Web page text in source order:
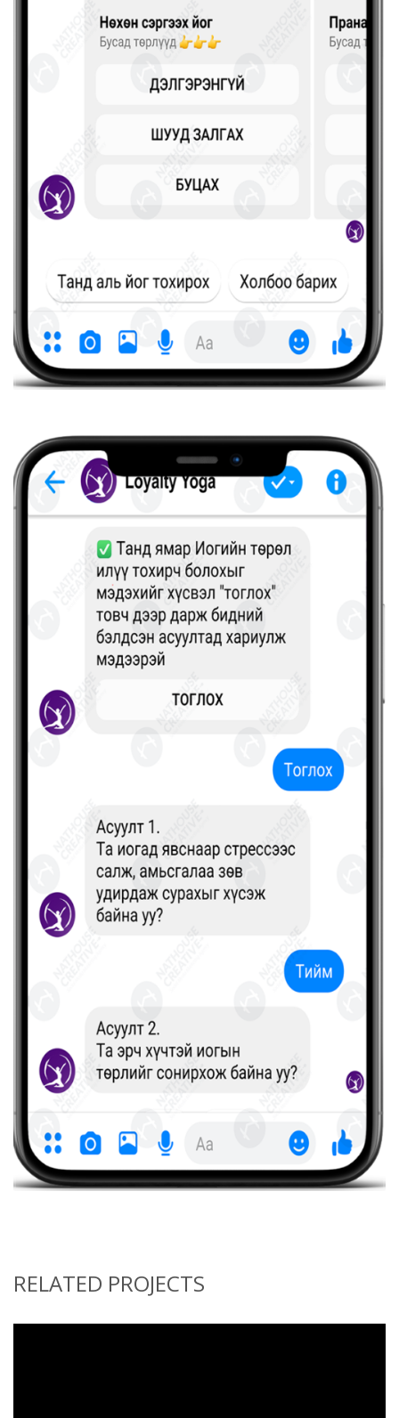
RELATED PROJECTS